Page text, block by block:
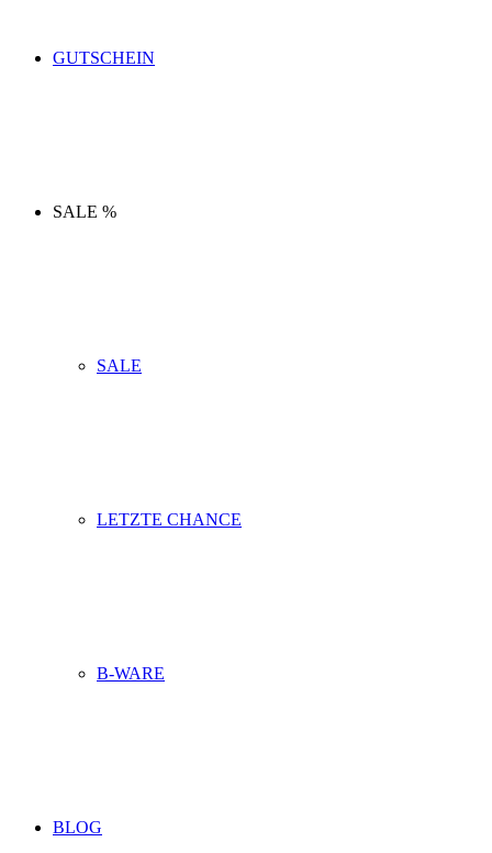
GUTSCHEIN
SALE %
SALE
LETZTE CHANCE
B-WARE
BLOG